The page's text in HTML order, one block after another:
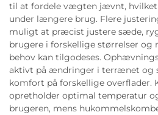
til at fordele vægten jævnt, hvilket
under længere brug. Flere
muligt at præcist justere sæde,
brugere i forskellige størrelser og
behov kan tilgodeses.
aktivt på ændringer i terrænet og
komfort på forskellige overflader.
opretholder optimal temperatur
brugeren, mens